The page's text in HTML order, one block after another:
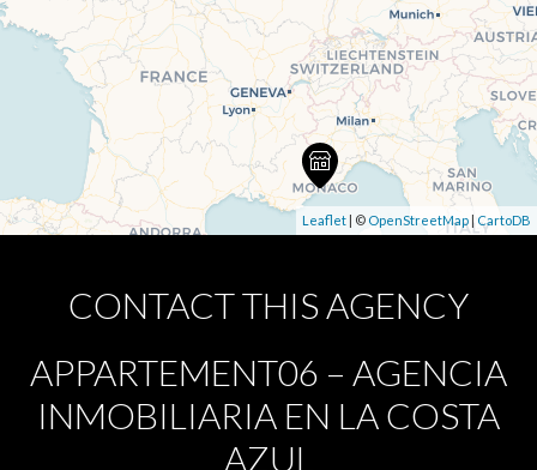
Leaflet | © OpenStreetMap | CartoDB
CONTACT THIS AGENCY
APPARTEMENT06 – AGENCIA
INMOBILIARIA EN LA COSTA
AZUL